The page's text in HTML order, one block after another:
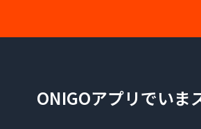
ONIGOアプリでいま